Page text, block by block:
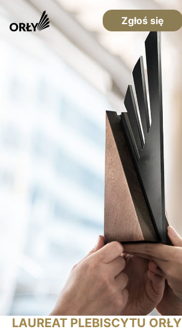
Zgłoś się
LAUREAT PLEBISCYTU ORŁY